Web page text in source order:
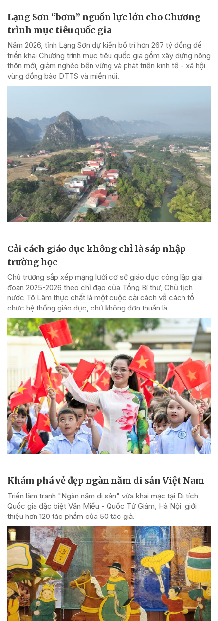
Lạng Sơn “bơm” nguồn lực lớn cho Chương
trình mục tiêu quốc gia
Năm 2026, tỉnh Lạng Sơn dự kiến bố trí hơn 267 tỷ đồng để
triển khai Chương trình mục tiêu quốc gia gồm xây dựng nông
thôn mới, giảm nghèo bền vững và phát triển kinh tế - xã hội
vùng đồng bào DTTS và miền núi.
Cải cách giáo dục không chỉ là sáp nhập
trường học
Chủ trương sắp xếp mạng lưới cơ sở giáo dục công lập giai
đoạn 2025-2026 theo chỉ đạo của Tổng Bí thư, Chủ tịch
nước Tô Lâm thực chất là một cuộc cải cách về cách tổ
chức hệ thống giáo dục, chứ không đơn thuần là...
Khám phá vẻ đẹp ngàn năm di sản Việt Nam
Triển lãm tranh "Ngàn năm di sản" vừa khai mạc tại Di tích
Quốc gia đặc biệt Văn Miếu - Quốc Tử Giám, Hà Nội, giới
thiệu hơn 120 tác phẩm của 50 tác giả.